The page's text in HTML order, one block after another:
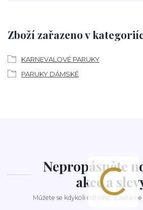
Zboží zařazeno v
KARNEVALOVÉ PARUKY
PARUKY DÁMSKÉ
Nepropásněte
akce a
Můžete se kdykoli odhlásit. Zasíláme